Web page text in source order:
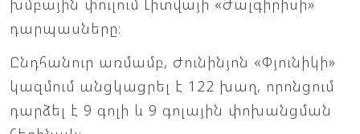
խմբային փուլում Լիտվայի «Ժալգիրիսի»
դարպասները։
Ընդհանուր առմամբ, Ժունինյոն «Փյունիկի»
կազմում անցկացրել է 122 խաղ, որոնցում
դարձել է 9 գոլի և 9 գոլային փոխանցման